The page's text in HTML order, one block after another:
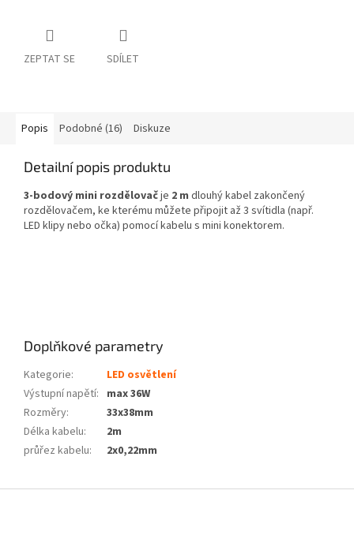
ZEPTAT SE SDÍLET
Popis Podobné (16) Diskuze
Detailní popis produktu
3-bodový mini rozdělovačje 2 m dlouhý kabel zakončený
rozdělovačem, ke kterému můžete připojit až 3 svítidla (např.
LED klipy nebo očka) pomocí kabelu s mini konektorem.
Doplňkové parametry
Kategorie:
LED osvětlení
Výstupní napětí: max 36W
Rozměry:
33x38mm
Délka kabelu:
2m
průřez kabelu: 2x0,22mm